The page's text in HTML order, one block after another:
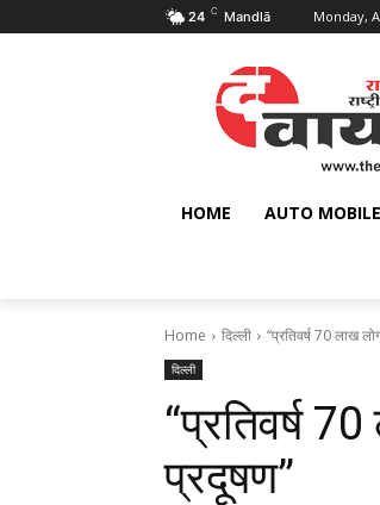
24 C Mandlā Monday,
HOME AUTO
Home दिल्ली ‘‘प्रतिवर्ष 70 लाख
दिल्ली
‘‘प्रतिवर्ष
प्रदूषण’’